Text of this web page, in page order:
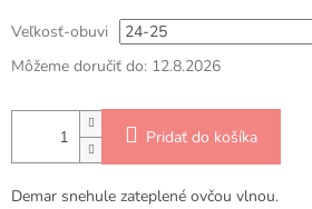
Veľkosť-obuvi
Môžeme doručiť do: 12.8.2026
Pridať do košíka
Demar snehule zateplené ovčou vlnou.